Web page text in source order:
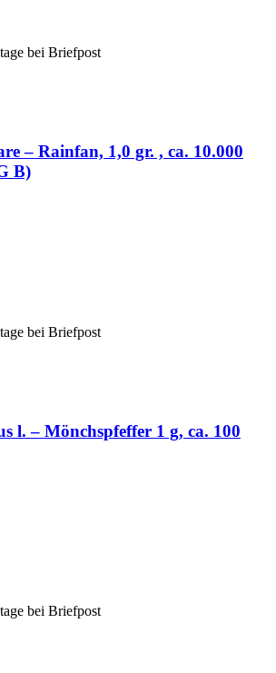
bei Briefpost
– Rainfan, 1,0 gr. , ca. 10.000
B)
bei Briefpost
l. – Mönchspfeffer 1 g, ca. 100
bei Briefpost